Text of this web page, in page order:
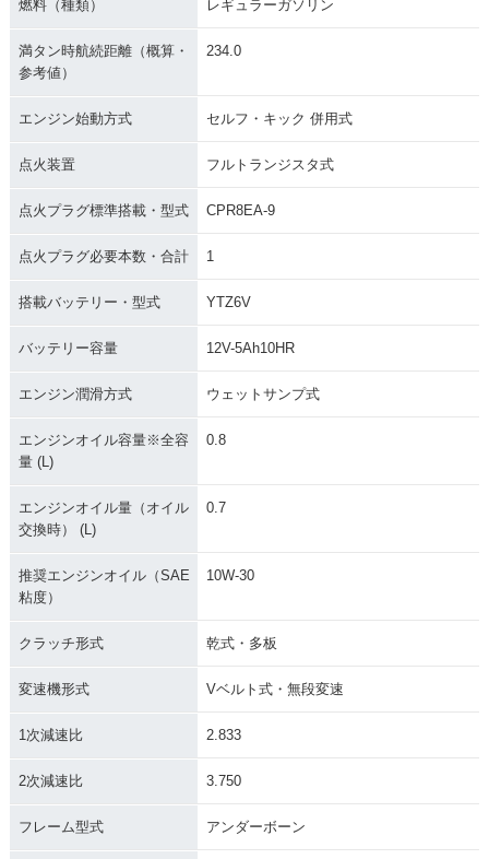
燃料（種類） レギュラーガソリン
満タン時航続距離（概算・
参考値）
234.0
エンジン始動方式 セルフ・キック 併用式
点火装置 フルトランジスタ式
点火プラグ標準搭載・型式 CPR8EA-9
点火プラグ必要本数・合計 1
搭載バッテリー・型式 YTZ6V
バッテリー容量 12V-5Ah10HR
エンジン潤滑方式 ウェットサンプ式
エンジンオイル容量※全容
量 (L)
0.8
エンジンオイル量（オイル
交換時） (L)
0.7
推奨エンジンオイル（SAE
粘度）
10W-30
クラッチ形式 乾式・多板
変速機形式 Vベルト式・無段変速
1次減速比 2.833
2次減速比 3.750
フレーム型式 アンダーボーン